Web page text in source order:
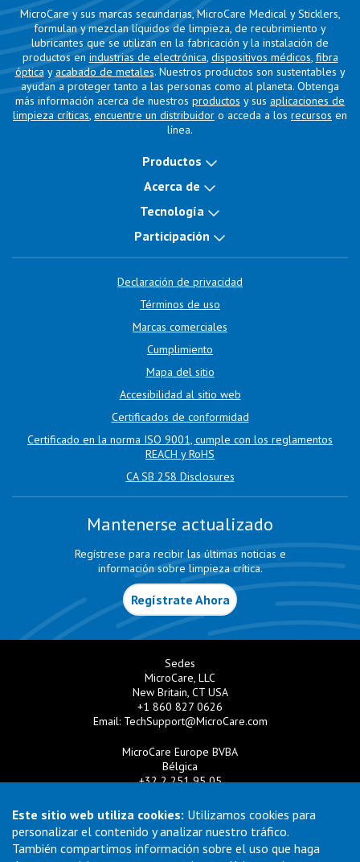
Este sitio web utiliza cookies: Utilizamos cookies para
personalizar el contenido y analizar nuestro tráfico.
También compartimos información sobre el uso que haga
MicroCare y sus marcas secundarias, MicroCare Medical y Sticklers,
formulan y mezclan líquidos de limpieza, de recubrimiento y
lubricantes que se utilizan en la fabricación y la instalación de
productos en industrias de electrónica, dispositivos médicos, fibra
óptica y acabado de metales. Nuestros productos son sustentables y
ayudan a proteger tanto a las personas como al planeta. Obtenga
más información acerca de nuestros productos y sus aplicaciones de
limpieza críticas, encuentre un distribuidor o acceda a los recursos en
línea.
Productos
Acerca de
Tecnología
Participación
Declaración de privacidad
Términos de uso
Marcas comerciales
Cumplimiento
Mapa del sitio
Accesibilidad al sitio web
Certificados de conformidad
Certificado en la norma ISO 9001, cumple con los reglamentos
REACH y RoHS
CA SB 258 Disclosures
Mantenerse actualizado
Regístrese para recibir las últimas noticias e
información sobre limpieza crítica.
Regístrate Ahora
Sedes
MicroCare, LLC
New Britain, CT USA
+1 860 827 0626
Email: TechSupport@MicroCare.com
MicroCare Europe BVBA
Bélgica
+32 2 251 95 05
MicroCare U.K. Ltd
Reino Unido
+44 (0) 113 3609019